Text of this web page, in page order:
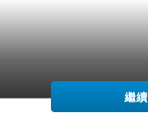
繼